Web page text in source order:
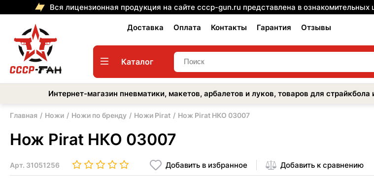
Вся лицензионная продукция на сайте cccp-gun.ru представлена в
Доставка Оплата Контакты Гарантия Отзывы
Каталог
Интернет-магазин пневматики, макетов, арбалетов и луков, товаров для
Главная Ножи Ножи по бренду Ножи Pirat Нож Pirat НКО 03007
Нож Pirat НКО 03007
Арт. 31051256 Добавить в избранное Добавить к сравнению